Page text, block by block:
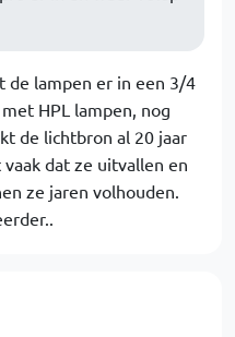
de lampen er in een 3/4
HPL lampen, nog
de lichtbron al 20 jaar
dat ze uitvallen en
ze jaren volhouden.